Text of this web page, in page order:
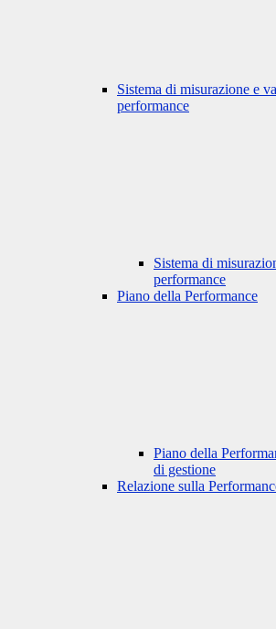
Sistema di misurazione e
performance
Sistema di
performance
Piano della Performance
Piano della
di gestione
Relazione sulla